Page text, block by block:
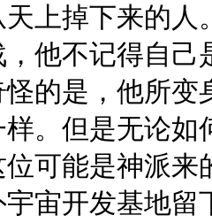
天上掉下来的
他不记得自己
的是，他所
。但是无论如
位可能是神派来
宙开发基地留